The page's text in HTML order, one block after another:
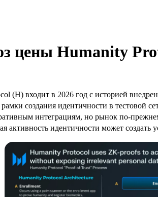
цены Humanity
(H) входит в 2026 год с историей
создания идентичности в тестовой
интеграциям, но рынок по-
активность идентичности может создать